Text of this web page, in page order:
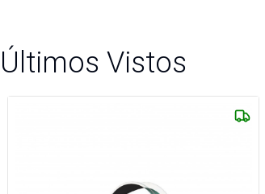
Últimos Vistos